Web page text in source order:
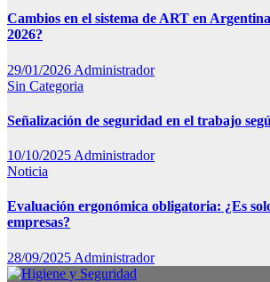
Cambios en el sistema de ART en
2026?
29/01/2026 Administrador
Sin Categoria
Señalización de seguridad en el trabajo
10/10/2025 Administrador
Noticia
Evaluación ergonómica obligatoria: ¿Es
empresas?
28/09/2025 Administrador